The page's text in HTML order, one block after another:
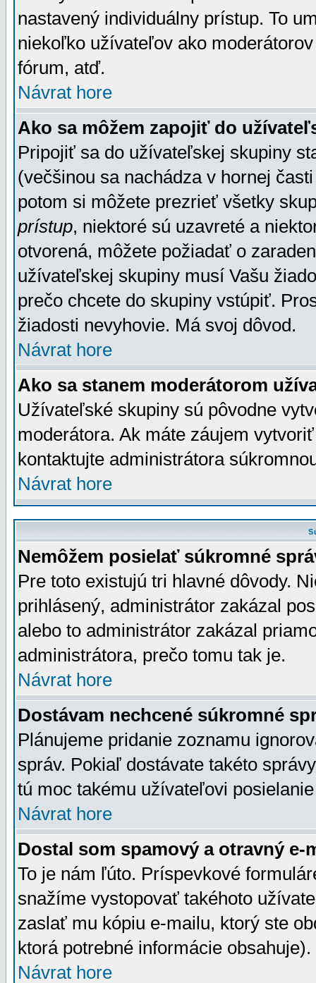
nastavený individuálny prístup. To
niekoľko užívateľov ako
fórum, atď.
Návrat hore
Ako sa môžem zapojiť do
Pripojiť sa do užívateľskej skupiny
(večšinou sa nachádza v hornej
potom si môžete prezrieť všetky
prístup, niektoré sú uzavreté a
otvorená, môžete požiadať o
užívateľskej skupiny musí Vašu
prečo chcete do skupiny vstúpiť.
žiadosti nevyhovie. Má svoj dôvod.
Návrat hore
Ako sa stanem moderátorom
Užívateľské skupiny sú pôvodne
moderátora. Ak máte záujem
kontaktujte administrátora
Návrat hore
Nemôžem posielať súkromné
Pre toto existujú tri hlavné dôvody.
prihlásený, administrátor zakázal
alebo to administrátor zakázal
administrátora, prečo tomu tak je.
Návrat hore
Dostávam nechcené súkromné
Plánujeme pridanie zoznamu
správ. Pokiaľ dostávate takéto
tú moc takému užívateľovi
Návrat hore
Dostal som spamový a otravný e-
To je nám ľúto. Príspevkové
snažíme vystopovať takéhoto
zaslať mu kópiu e-mailu, ktorý ste
ktorá potrebné informácie
Návrat hore